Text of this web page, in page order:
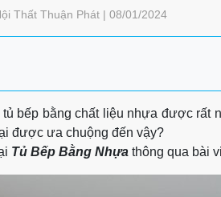
Thất Thuận Phát | 08/01/2024
bếp bằng chất liệu nhựa được rất
được ưa chuộng đến vậy?
Tủ Bếp Bằng Nhựa thông qua bài